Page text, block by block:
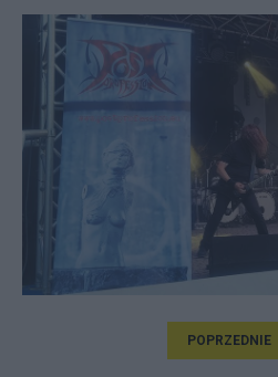
POPRZEDNIE